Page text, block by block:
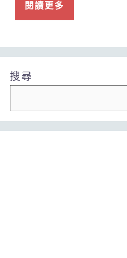
閱讀更多
搜尋